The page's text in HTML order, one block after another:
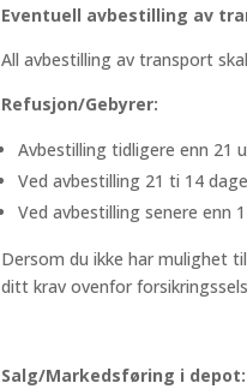
Eventuell avbestilling av
All avbestilling av transport
Refusjon/Gebyrer:
Avbestilling tidligere enn 21
Ved avbestilling 21 ti 14
Ved avbestilling senere enn
Dersom du ikke har mulighet
ditt krav ovenfor
Salg/Markedsføring i depot: